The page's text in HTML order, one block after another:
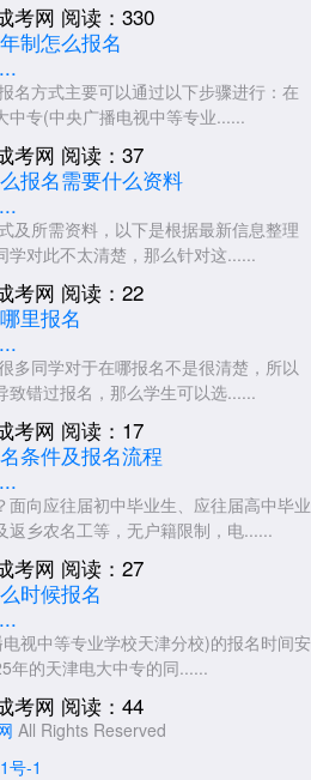
畅沟通渠道，及时关注教学中心发布
遇到任何问题，都应主动与教学中心联
业的课程设置和教学要求，制定初步
程包括咨询准备、正式报名、审核注册
段都有其特定的要求和注意事项，需要
选择正规授权的教学中心，确保所有
保持耐心，理解审核和注册需要必要的
学员就能顺利获得国家承认的中专学
考网 阅读：330
名方式主要可以通过以下步骤进行：在
中专(中央广播电视中等专业......
考网 阅读：37
及所需资料，以下是根据最新信息整理
学对此不太清楚，那么针对这......
考网 阅读：22
多同学对于在哪报名不是很清楚，所以
错过报名，那么学生可以选......
考网 阅读：17
面向应往届初中毕业生、应往届高中毕业
乡农名工等，无户籍限制，电......
考网 阅读：27
视中等专业学校天津分校)的报名时间安
年的天津电大中专的同......
考网 阅读：44
All Rights Reserved
号-1